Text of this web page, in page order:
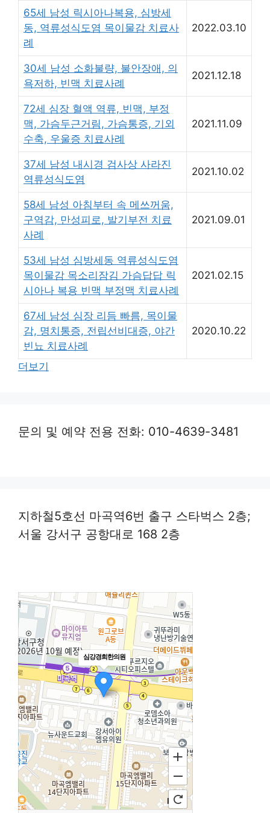
65세 남성 릭시아나복용, 심방세
동, 역류성식도염 목이물감 치료사
례
2022.03.10
30세 남성 소화불량, 불안장애, 의
욕저하, 빈맥 치료사례
2021.12.18
72세 심장 혈액 역류, 빈맥, 부정
맥, 가슴두근거림, 가슴통증, 기외
수축, 우울증 치료사례
2021.11.09
37세 남성 내시경 검사상 사라진
역류성식도염
2021.10.02
58세 남성 아침부터 속 메쓰꺼움,
구역감, 만성피로, 발기부전 치료
사례
2021.09.01
53세 남성 심방세동 역류성식도염
목이물감 목소리잠김 가슴답답 릭
시아나 복용 빈맥 부정맥 치료사례
2021.02.15
67세 남성 심장 리듬 빠름, 목이물
감, 명치통증, 전립선비대증, 야간
빈뇨 치료사례
2020.10.22
더보기
문의 및 예약 전용 전화: 010-4639-3481
지하철5호선 마곡역6번 출구 스타벅스 2층;
서울 강서구 공항대로 168 2층
심강경희한의원